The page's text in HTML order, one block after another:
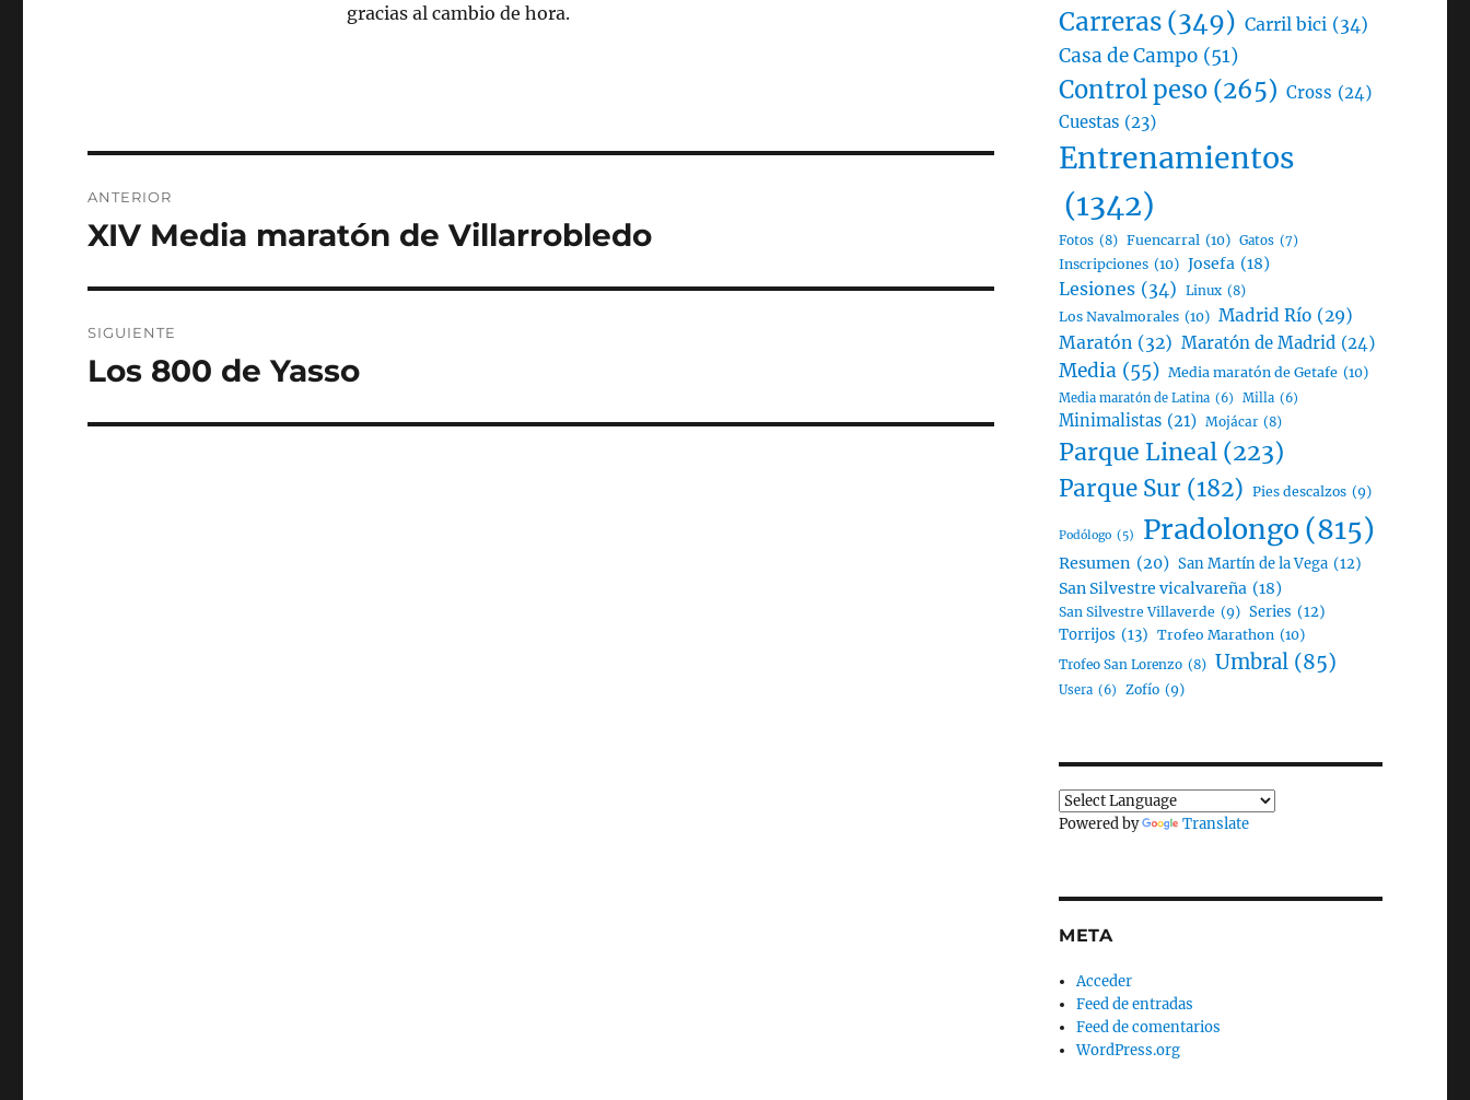
gracias al cambio de hora.
de
ANTERIOR
Entrada
XIV Media maratón de Villarrobledo
SIGUIENTE
Entrada
Los 800 de Yasso
Carreras (349) Carril bici (34)
Casa de Campo (51)
Control peso (265) Cross (24)
Cuestas (23)
Entrenamientos
(1342)
Fotos (8) Fuencarral (10) Gatos (7)
Inscripciones (10) Josefa (18)
Lesiones (34) Linux (8)
Los Navalmorales (10) Madrid Río (29)
Maratón (32) Maratón de Madrid (24)
Media (55) Media maratón de Getafe (10)
Media maratón de Latina (6) Milla (6)
Minimalistas (21) Mojácar (8)
Parque Lineal (223)
Parque Sur (182) Pies descalzos (9)
Podólogo (5) Pradolongo(815)
Resumen (20) San Martín de la Vega (12)
San Silvestre vicalvareña (18)
San Silvestre Villaverde (9) Series (12)
Torrijos (13) Trofeo Marathon (10)
Trofeo San Lorenzo (8) Umbral (85)
Usera (6) Zofío (9)
Powered by Translate
META
Acceder
Feed de entradas
Feed de comentarios
WordPress.org